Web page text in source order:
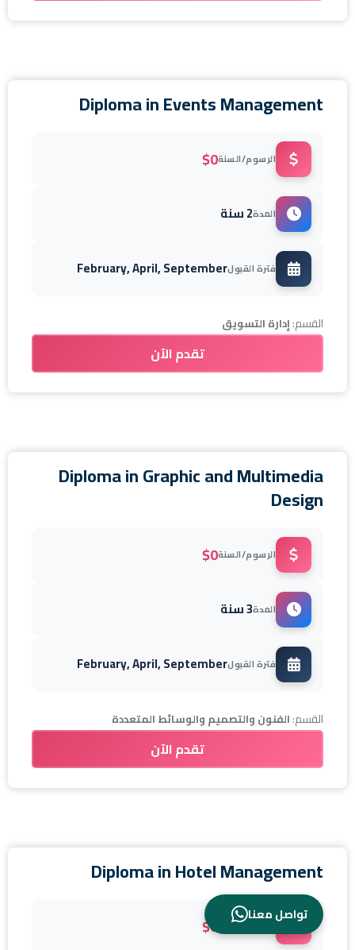
Diploma in Events Management
الرسوم/السنة$0
المدة2 سنة
فترة القبولFebruary, April, September
القسم: إدارة التسويق
تقدم الآن
Diploma in Graphic and Multimedia
Design
الرسوم/السنة$0
المدة3 سنة
فترة القبولFebruary, April, September
القسم: الفنون والتصميم والوسائط المتعددة
تقدم الآن
Diploma in Hotel Management
الرسوم/السنة $0 تواصل معنا